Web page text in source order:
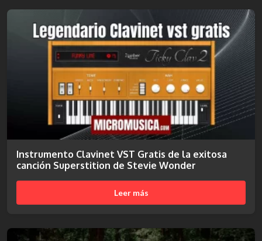
Instrumento Clavinet VST Gratis de la exitosa
canción Superstition de Stevie Wonder
Leer más